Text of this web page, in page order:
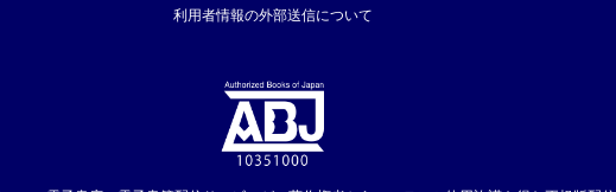
利用者情報の外部送信について